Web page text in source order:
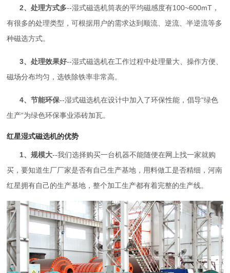
2、处理方式多--湿式磁选机筒表的平均磁感度有100~600mT，
有很多的处理类型，可根据用户的需求达到顺流、逆流、半逆流等多
种磁选方式。
3、处理效果好--湿式磁选机在工作过程中处理量大、操作方便、
磁场分布均匀，选铁除铁率非常高。
4、节能环保--湿式磁选机在设计中加入了环保性能，倡导“绿色
生产“为绿色环保事业添砖加瓦。
红星湿式磁选机的优势
1、规模大--我们选择购买一台机器不能随便在网上找一家就购
买，要知道生厂厂家是否有自己生产基地，用料做工是否精细，河南
红星拥有自己的生产基地，整个加工生产都有着完整的生产线。